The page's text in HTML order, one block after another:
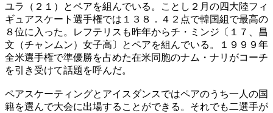
ユラ（２１）とペアを組んでいる。ことし２月の四大陸フィ
ギュアスケート選手権では１３８．４２点で韓国組で最高の
８位に入った。レフテリスも昨年からチ・ミンジ〔１７、昌
文（チャンムン）女子高〕とペアを組んでいる。１９９９年
全米選手権で準優勝を占めた在米同胞のナム・ナリがコーチ
を引き受けて話題を呼んだ。
ペアスケーティングとアイスダンスではペアのうち一人の国
籍を選んで大会に出場することができる。それでも二選手が